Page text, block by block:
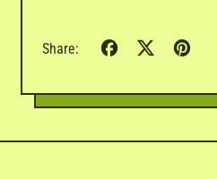
Share:
Share
Tweet